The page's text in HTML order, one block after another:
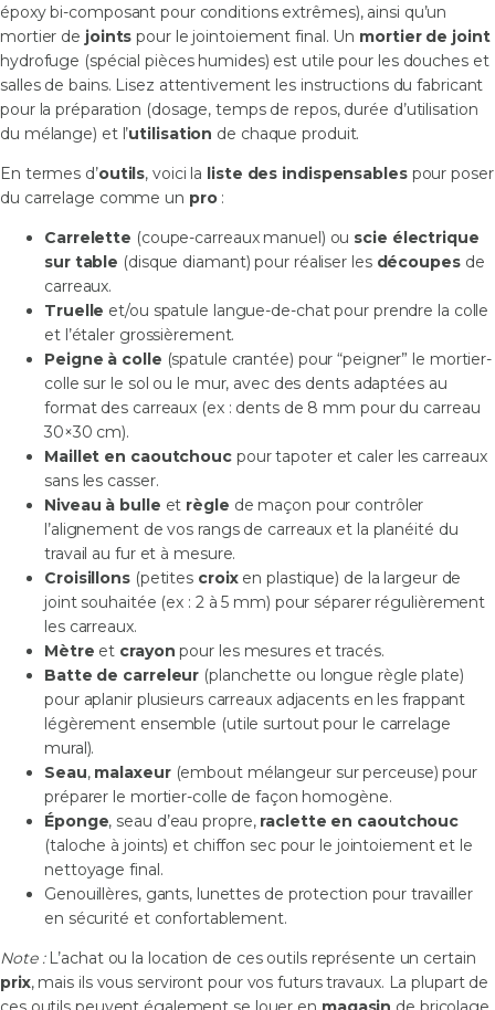
époxy bi-composant pour conditions extrêmes), ainsi qu’un
mortier de jointspour le jointoiement final. Un mortier de joint
hydrofuge (spécial pièces humides) est utile pour les douches et
salles de bains. Lisez attentivement les instructions du fabricant
pour la préparation (dosage, temps de repos, durée d’utilisation
du mélange) et l’utilisation de chaque produit.
En termes d’outils, voici la liste des indispensables pour poser
du carrelage comme un pro :
Carrelette (coupe-carreaux manuel) ou scie électrique
sur table (disque diamant) pour réaliser les découpes de
carreaux.
Truelle et/ou spatule langue-de-chat pour prendre la colle
et l’étaler grossièrement.
Peigne à colle (spatule crantée) pour “peigner” le mortier-
colle sur le sol ou le mur, avec des dents adaptées au
format des carreaux (ex : dents de 8 mm pour du carreau
30×30 cm).
Maillet en caoutchouc pour tapoter et caler les carreaux
sans les casser.
Niveau à bulle et règle de maçon pour contrôler
l’alignement de vos rangs de carreaux et la planéité du
travail au fur et à mesure.
Croisillons (petites croix en plastique) de la largeur de
joint souhaitée (ex : 2 à 5 mm) pour séparer régulièrement
les carreaux.
Mètre et crayonpour les mesures et tracés.
Batte de carreleur (planchette ou longue règle plate)
pour aplanir plusieurs carreaux adjacents en les frappant
légèrement ensemble (utile surtout pour le carrelage
mural).
Seau, malaxeur (embout mélangeur sur perceuse) pour
préparer le mortier-colle de façon homogène.
Éponge, seau d’eau propre, raclette en caoutchouc
(taloche à joints) et chiffon sec pour le jointoiement et le
nettoyage final.
Genouillères, gants, lunettes de protection pour travailler
en sécurité et confortablement.
Note : L’achat ou la location de ces outils représente un certain
prix, mais ils vous serviront pour vos futurs travaux. La plupart de